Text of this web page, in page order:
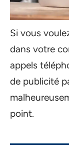
Si vous
dans votre
appels
de publicité
point.